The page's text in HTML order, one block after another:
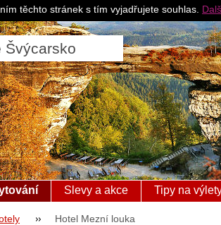
Švýcarsko
Pro
Slevy a akce Tipy na
Hotel Mezní louka
těchto stránek s tím vyjadřujete souhlas.